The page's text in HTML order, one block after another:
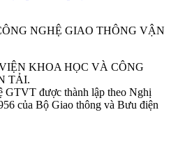
KHOA HỌC VÀ CÔNG
TẢI.
GTVT được thành lập theo Nghị
của Bộ Giao thông và Bưu điện